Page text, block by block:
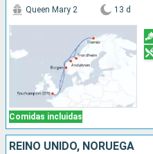
Comidas incluidas
Queen Mary 2 13 d
REINO UNIDO, NORUEGA